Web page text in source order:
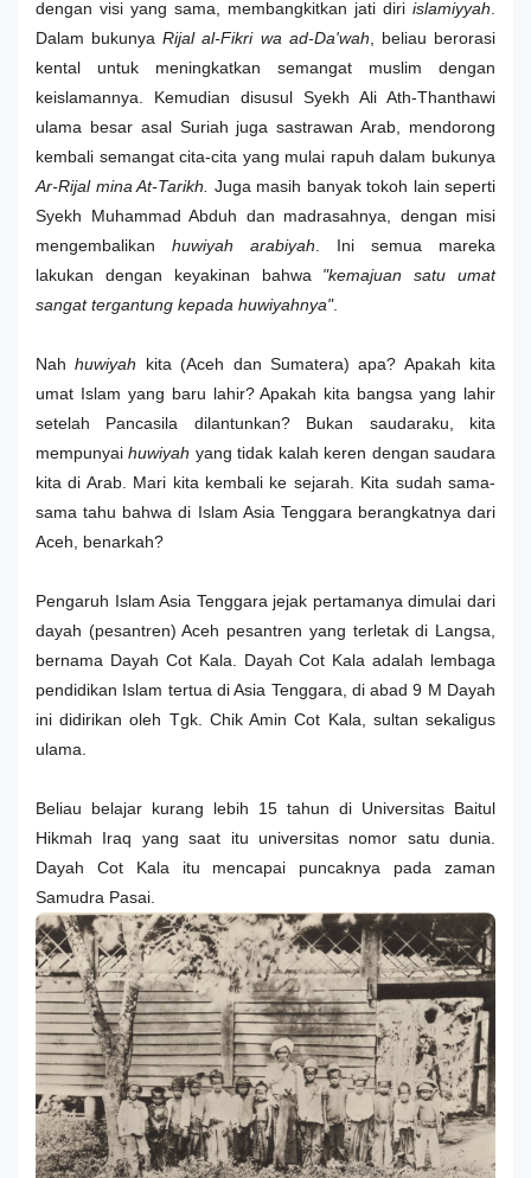
dengan visi yang sama, membangkitkan jati diri islamiyyah
Dalam bukunyaRijal al-Fikri wa ad-Da'wah , beliau berorasi
kental untuk meningkatkan semangat muslim dengan
keislamannya. Kemudian disusul Syekh Ali Ath-Thanthawi
ulama besar asal Suriah juga sastrawan Arab, mendorong
kembali semangat cita-cita yang mulai rapuh dalam bukunya
Ar-Rijal mina At-Tarikh.
Juga masih banyak tokoh lain seperti
Syekh Muhammad Abduh dan madrasahnya, dengan misi
mengembalikan huwiyah arabiyah . Ini semua mareka
lakukan dengan keyakinan bahwa "kemajuan satu umat
sangat tergantung kepada huwiyahnya".
Nahhuwiyah kita (Aceh dan Sumatera) apa? Apakah kita
umat Islam yang baru lahir? Apakah kita bangsa yang lahir
setelah Pancasila dilantunkan? Bukan saudaraku, kita
mempunyaihuwiyah yang tidak kalah keren dengan saudara
kita di Arab. Mari kita kembali ke sejarah. Kita sudah sama-
sama tahu bahwa di Islam Asia Tenggara berangkatnya dari
Aceh, benarkah?
Pengaruh Islam Asia Tenggara jejak pertamanya dimulai dari
dayah (pesantren) Aceh pesantren yang terletak di Langsa,
bernama Dayah Cot Kala. Dayah Cot Kala adalah lembaga
pendidikan Islam tertua di Asia Tenggara, di abad 9 M Dayah
ini didirikan oleh Tgk. Chik Amin Cot Kala, sultan sekaligus
ulama.
Beliau belajar kurang lebih 15 tahun di Universitas Baitul
Hikmah Iraq yang saat itu universitas nomor satu dunia.
Dayah Cot Kala itu mencapai puncaknya pada zaman
Samudra Pasai.